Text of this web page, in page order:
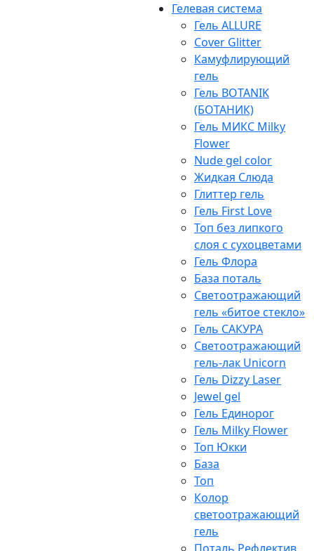
Гелевая система
Гель ALLURE
Cover Glitter
Камуфлирующий
гель
Гель BOTANIK
(БОТАНИК)
Гель МИКС Milky
Flower
Nude gel color
Жидкая Слюда
Глиттер гель
Гель First Love
Топ без липкого
слоя с сухоцветами
Гель Флора
База поталь
Светоотражающий
гель «битое стекло»
Гель САКУРА
Светоотражающий
гель-лак Unicorn
Гель Dizzy Laser
Jewel gel
Гель Единорог
Гель Milky Flower
Топ Юкки
База
Топ
Колор
светоотражающий
гель